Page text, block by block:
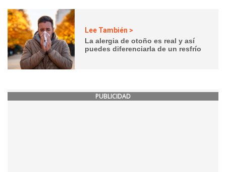
Lee También >
La alergia de otoño es real y así
puedes diferenciarla de un resfrío
PUBLICIDAD